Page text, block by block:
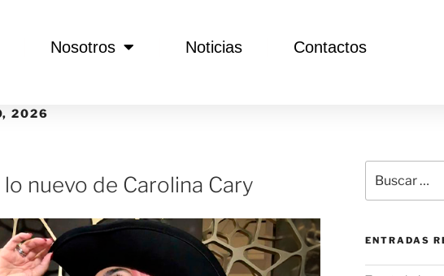
Nosotros Noticias Contactos
2026
lo nuevo de Carolina Cary
ENTRADAS